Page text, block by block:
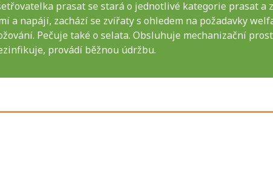
prasat se stará o jednotlivé kategorie prasat a
a napájí, zachází se zvířaty s ohledem na požadavky
Pečuje také o selata. Obsluhuje mechanizační
provádí běžnou údržbu.